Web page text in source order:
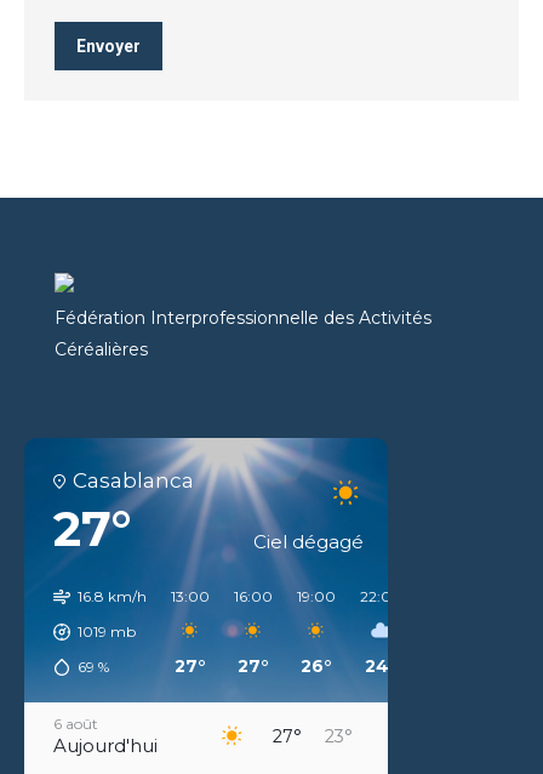
Envoyer
Fédération Interprofessionnelle des Activités
Céréalières
Casablanca
27° Ciel dégagé
16.8 km/h
1019 mb
69 %
13:00
27°
16:00
27°
19:00
26°
22:00
24°
6 août
Aujourd'hui 27° 23°